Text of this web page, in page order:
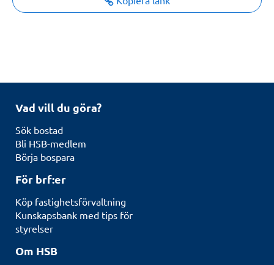
Vad vill du göra?
Sök bostad
Bli HSB-medlem
Börja bospara
För brf:er
Köp fastighetsförvaltning
Kunskapsbank med tips för
styrelser
Om HSB